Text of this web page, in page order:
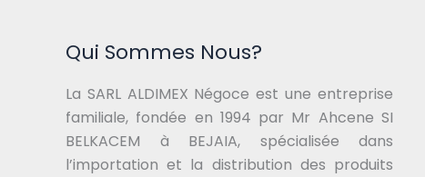
Qui Sommes Nous?
La SARL ALDIMEX Négoce est une entreprise
familiale, fondée en 1994 par Mr Ahcene SI
BELKACEM à BEJAIA, spécialisée dans
l’importation et la distribution des produits